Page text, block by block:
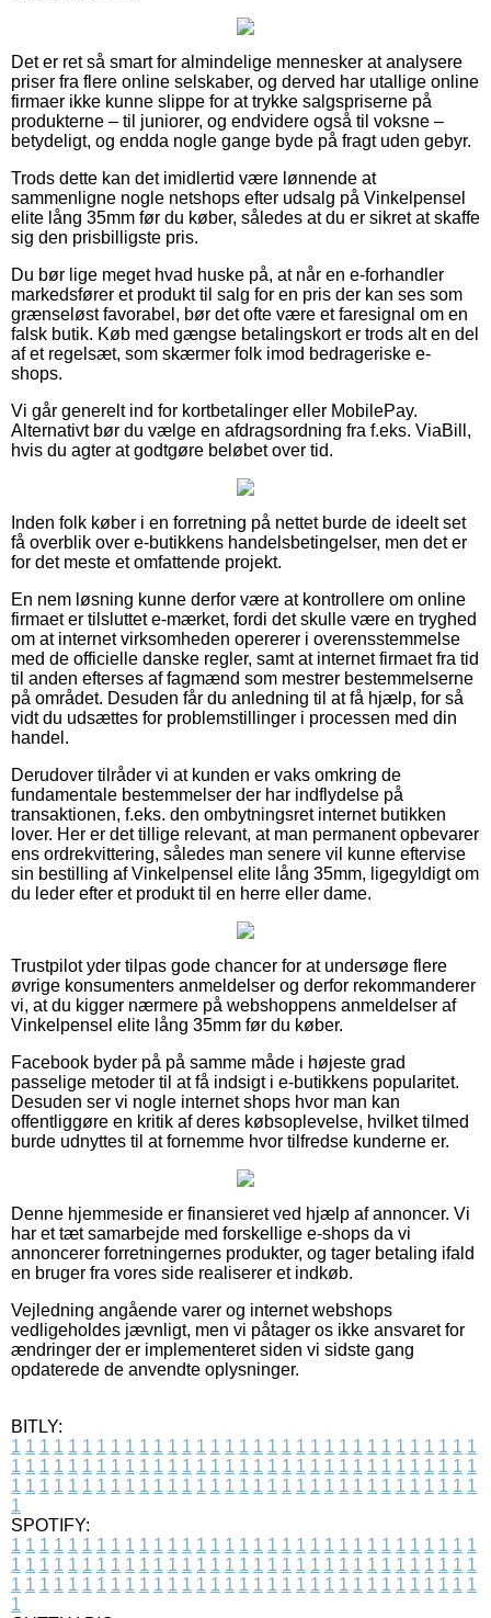
Det er ret så smart for almindelige mennesker at analysere
priser fra flere online selskaber, og derved har utallige online
firmaer ikke kunne slippe for at trykke salgspriserne på
produkterne – til juniorer, og endvidere også til voksne –
betydeligt, og endda nogle gange byde på fragt uden gebyr.
Trods dette kan det imidlertid være lønnende at
sammenligne nogle netshops efter udsalg på Vinkelpensel
elite lång 35mm før du køber, således at du er sikret at skaffe
sig den prisbilligste pris.
Du bør lige meget hvad huske på, at når en e-forhandler
markedsfører et produkt til salg for en pris der kan ses som
grænseløst favorabel, bør det ofte være et faresignal om en
falsk butik. Køb med gængse betalingskort er trods alt en del
af et regelsæt, som skærmer folk imod bedrageriske e-
shops.
Vi går generelt ind for kortbetalinger eller MobilePay.
Alternativt bør du vælge en afdragsordning fra f.eks. ViaBill,
hvis du agter at godtgøre beløbet over tid.
Inden folk køber i en forretning på nettet burde de ideelt set
få overblik over e-butikkens handelsbetingelser, men det er
for det meste et omfattende projekt.
En nem løsning kunne derfor være at kontrollere om online
firmaet er tilsluttet e-mærket, fordi det skulle være en tryghed
om at internet virksomheden opererer i overensstemmelse
med de officielle danske regler, samt at internet firmaet fra tid
til anden efterses af fagmænd som mestrer bestemmelserne
på området. Desuden får du anledning til at få hjælp, for så
vidt du udsættes for problemstillinger i processen med din
handel.
Derudover tilråder vi at kunden er vaks omkring de
fundamentale bestemmelser der har indflydelse på
transaktionen, f.eks. den ombytningsret internet butikken
lover. Her er det tillige relevant, at man permanent opbevarer
ens ordrekvittering, således man senere vil kunne eftervise
sin bestilling af Vinkelpensel elite lång 35mm, ligegyldigt om
du leder efter et produkt til en herre eller dame.
Trustpilot yder tilpas gode chancer for at undersøge flere
øvrige konsumenters anmeldelser og derfor rekommanderer
vi, at du kigger nærmere på webshoppens anmeldelser af
Vinkelpensel elite lång 35mm før du køber.
Facebook byder på på samme måde i højeste grad
passelige metoder til at få indsigt i e-butikkens popularitet.
Desuden ser vi nogle internet shops hvor man kan
offentliggøre en kritik af deres købsoplevelse, hvilket tilmed
burde udnyttes til at fornemme hvor tilfredse kunderne er.
Denne hjemmeside er finansieret ved hjælp af annoncer. Vi
har et tæt samarbejde med forskellige e-shops da vi
annoncerer forretningernes produkter, og tager betaling ifald
en bruger fra vores side realiserer et indkøb.
Vejledning angående varer og internet webshops
vedligeholdes jævnligt, men vi påtager os ikke ansvaret for
ændringer der er implementeret siden vi sidste gang
opdaterede de anvendte oplysninger.
BITLY:
1 1 1 1 1 1 1 1 1 1 1 1 1 1 1 1 1 1 1 1 1 1 1 1 1 1 1 1 1 1 1 1 1
1 1 1 1 1 1 1 1 1 1 1 1 1 1 1 1 1 1 1 1 1 1 1 1 1 1 1 1 1 1 1 1 1
1 1 1 1 1 1 1 1 1 1 1 1 1 1 1 1 1 1 1 1 1 1 1 1 1 1 1 1 1 1 1 1 1
1
SPOTIFY:
1 1 1 1 1 1 1 1 1 1 1 1 1 1 1 1 1 1 1 1 1 1 1 1 1 1 1 1 1 1 1 1 1
1 1 1 1 1 1 1 1 1 1 1 1 1 1 1 1 1 1 1 1 1 1 1 1 1 1 1 1 1 1 1 1 1
1 1 1 1 1 1 1 1 1 1 1 1 1 1 1 1 1 1 1 1 1 1 1 1 1 1 1 1 1 1 1 1 1
1